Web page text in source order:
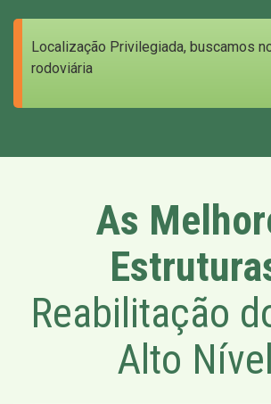
Localização Privilegiada, buscamos
rodoviária
As
Reabilitação
Alto